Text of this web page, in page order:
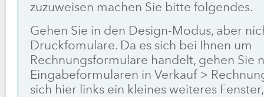
zuzuweisen machen Sie bitte folgendes.
Gehen Sie in den Design-Modus, aber
Druckfomulare. Da es sich bei Ihnen um
Rechnungsformulare handelt, gehen Sie
Eingabeformularen in Verkauf >
sich hier links ein kleines weiteres